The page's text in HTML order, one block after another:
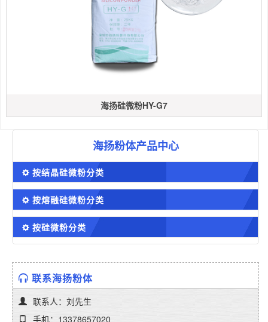
海扬硅微粉HY-G7
海扬粉体产品中心
按结晶硅微粉分类
按熔融硅微粉分类
按硅微粉分类
联系海扬粉体
联系人：刘先生
手机：13378657020